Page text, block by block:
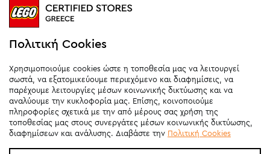
Καθημερινά10:00-21:00
Σάββατο09:00
Κυριακή 11:00-20:00 (έως 25/10)
orders@legostoregreece.gr
Αρ.Γ.Ε.ΜΗ: 084878102000
Πολιτική Cookies
Χρησιμοποιούμε cookies ώστε η τοποθεσία μας να λειτουργεί
σωστά, να εξατομικεύουμε περιεχόμενο και διαφημίσεις, να
παρέχουμε λειτουργίες μέσων κοινωνικής δικτύωσης και να
αναλύουμε την κυκλοφορία μας. Επίσης, κοινοποιούμε
πληροφορίες σχετικά με την από μέρους σας χρήση της
τοποθεσίας μας στους συνεργάτες μέσων κοινωνικής δικτύωσης,
διαφημίσεων και ανάλυσης. Διαβάστε την Πολιτική Cookies